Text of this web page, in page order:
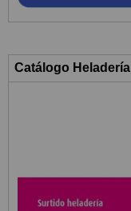
Catálogo Heladería